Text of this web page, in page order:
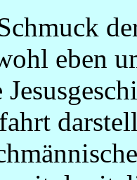
eben